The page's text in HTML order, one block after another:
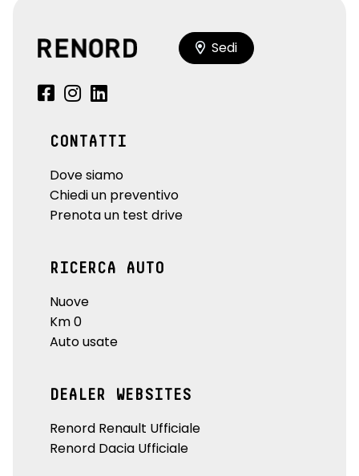
Sedi
CONTATTI
Dove siamo
Chiedi un preventivo
Prenota un test drive
RICERCA AUTO
Nuove
Km 0
Auto usate
DEALER WEBSITES
Renord Renault Ufficiale
Renord Dacia Ufficiale